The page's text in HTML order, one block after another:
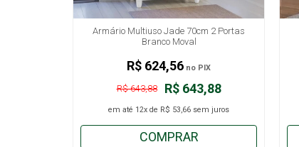
Armário Multiuso Jade 70cm 2 Portas
Branco Moval
R$ 643,88
R$ 643,88
em até 12x de R$ 53,66 sem juros
R$ 624,56 no PIX
COMPRAR